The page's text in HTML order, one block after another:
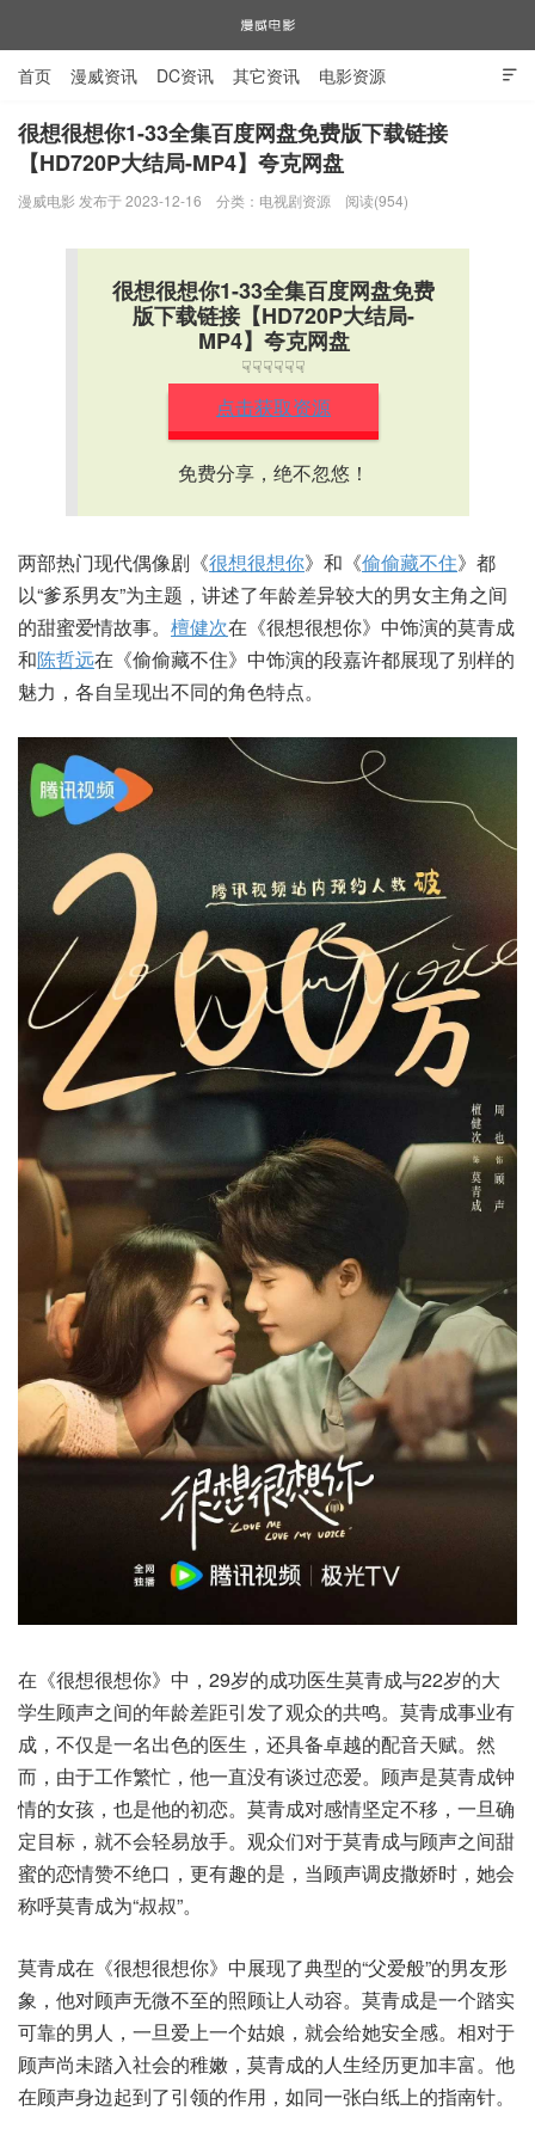
漫威电影

首页 漫威资讯 DC资讯 其它资讯 电影资源
电视剧资源 漫威图片
很想很想你1-33全集百度网盘免费版下载链接
【HD720P大结局-MP4】夸克网盘
漫威电影 发布于 2023-12-16 分类： 电视剧资源 阅读(954)
很想很想你1-33全集百度网盘免费
版下载链接【HD720P大结局-
MP4】夸克网盘
☟☟☟☟☟☟
点击获取资源
免费分享，绝不忽悠！
两部热门现代偶像剧《很想很想你》和《偷偷藏不住》都
以“爹系男友”为主题，讲述了年龄差异较大的男女主角之间
的甜蜜爱情故事。 檀健次在《很想很想你》中饰演的莫青成
和陈哲远在《偷偷藏不住》中饰演的段嘉许都展现了别样的
魅力，各自呈现出不同的角色特点。
在《很想很想你》中，29岁的成功医生莫青成与22岁的大
学生顾声之间的年龄差距引发了观众的共鸣。莫青成事业有
成，不仅是一名出色的医生，还具备卓越的配音天赋。然
而，由于工作繁忙，他一直没有谈过恋爱。顾声是莫青成钟
情的女孩，也是他的初恋。莫青成对感情坚定不移，一旦确
定目标，就不会轻易放手。观众们对于莫青成与顾声之间甜
蜜的恋情赞不绝口，更有趣的是，当顾声调皮撒娇时，她会
称呼莫青成为“叔叔”。
莫青成在《很想很想你》中展现了典型的“父爱般”的男友形
象，他对顾声无微不至的照顾让人动容。莫青成是一个踏实
可靠的男人，一旦爱上一个姑娘，就会给她安全感。相对于
顾声尚未踏入社会的稚嫩，莫青成的人生经历更加丰富。他
在顾声身边起到了引领的作用，如同一张白纸上的指南针。